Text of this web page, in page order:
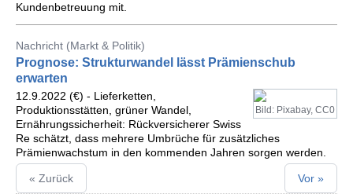
Kundenbetreuung mit.
Nachricht (Markt & Politik)
Prognose: Strukturwandel lässt Prämienschub
erwarten
Bild: Pixabay, CC0
12.9.2022 (€) - Lieferketten,
Produktionsstätten, grüner Wandel,
Ernährungssicherheit: Rückversicherer Swiss
Re schätzt, dass mehrere Umbrüche für zusätzliches
Prämienwachstum in den kommenden Jahren sorgen werden.
« Zurück Vor »